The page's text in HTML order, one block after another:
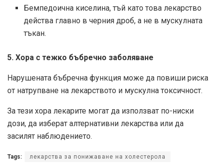
Бемпедоична киселина, тъй като това лекарство
действа главно в черния дроб, а не в мускулната
тъкан.
5. Хора с тежко бъбречно заболяване
Нарушената бъбречна функция може да повиши риска
от натрупване на лекарството и мускулна токсичност.
За тези хора лекарите могат да използват по-ниски
дози, да изберат алтернативни лекарства или да
засилят наблюдението.
Tags: лекарства за понижаване на холестерола